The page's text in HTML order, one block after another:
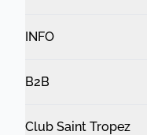
INFO
B2B
Club Saint Tropez